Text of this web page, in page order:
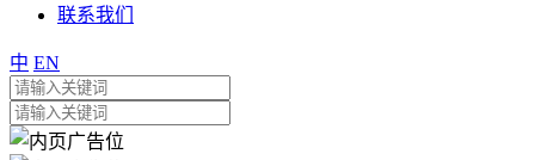
联系我们
中 EN